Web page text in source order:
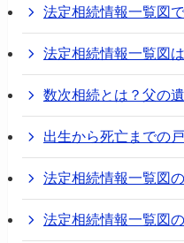
法定相続情報一覧図
法定相続情報一覧図
数次相続とは？父の
出生から死亡までの
法定相続情報一覧図
法定相続情報一覧図